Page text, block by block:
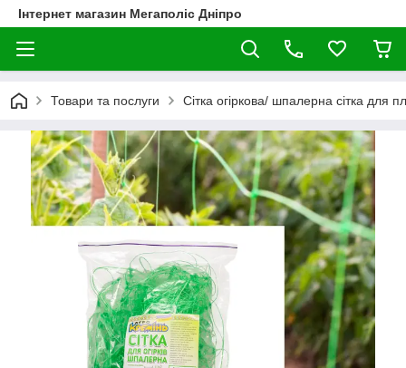
Інтернет магазин Мегаполіс Дніпро
Товари та послуги Сітка огіркова/ шпалерна сітка для